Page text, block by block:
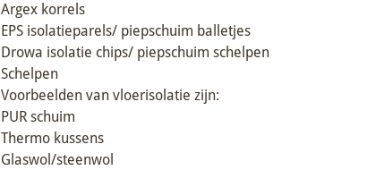
Argex korrels
EPS isolatieparels/ piepschuim balletjes
Drowa isolatie chips/ piepschuim schelpen
Schelpen
Voorbeelden van vloerisolatie zijn:
PUR schuim
Thermo kussens
Glaswol/steenwol